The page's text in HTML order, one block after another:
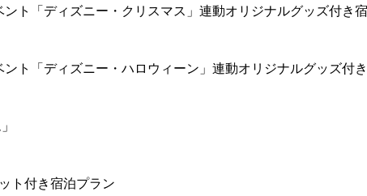
ト「ディズニー・クリスマス」連動オリジナルグッズ付き
ト「ディズニー・ハロウィーン」連動オリジナルグッズ付
ト付き宿泊プラン